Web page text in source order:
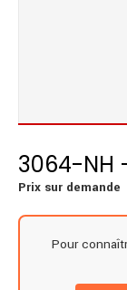
3064-NH
Prix sur demande
Pour